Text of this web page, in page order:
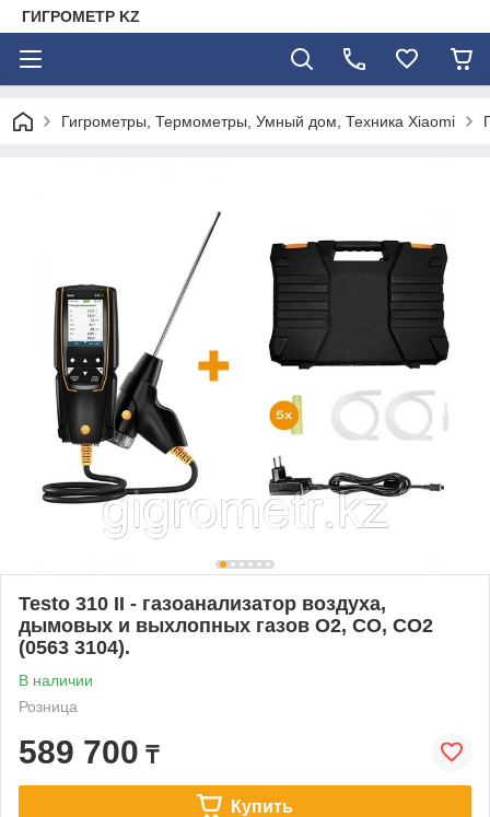
ГИГРОМЕТР KZ
Гигрометры, Термометры, Умный дом, Техника Xiaomi
Testo 310 II - газоанализатор воздуха,
дымовых и выхлопных газов O2, CO, CO2
(0563 3104).
В наличии
Розница
589 700 ₸
Купить